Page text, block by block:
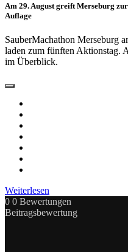
Am 29. August greift Merseburg
Auflage
SauberMachathon Merseburg
laden zum fünften Aktionstag.
im Überblick.
Weiterlesen
0 0 Bewertungen
Beitragsbewertung